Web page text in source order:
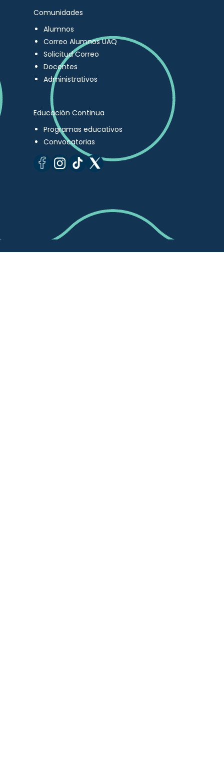
Comunidades
Alumnos
Correo Alumnos UAQ
Solicitud Correo
Docentes
Administrativos
Educación Continua
Programas educativos
Convocatorias